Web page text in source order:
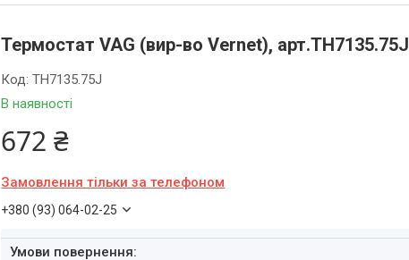
Термостат VAG (вир-во Vernet), арт.TH7135.75J
В наявності
Код:TH7135.75J
672 ₴
Замовлення тільки за телефоном
+380 (93) 064-02-25